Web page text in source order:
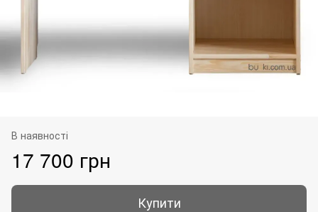
В наявності
17 700 грн
Купити